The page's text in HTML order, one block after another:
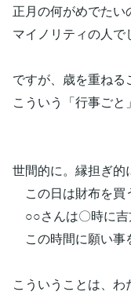
正月の何がめでたい
マイノリティの人で
ですが、歳を重ねる
こういう「行事ごと
世間的に。縁担ぎ的
この日は財布を買
○○さんは〇時に吉
この時間に願い事
こういうことは、わ